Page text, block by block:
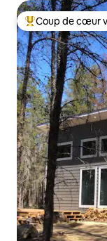
Coups de cœur
Coup de cœur